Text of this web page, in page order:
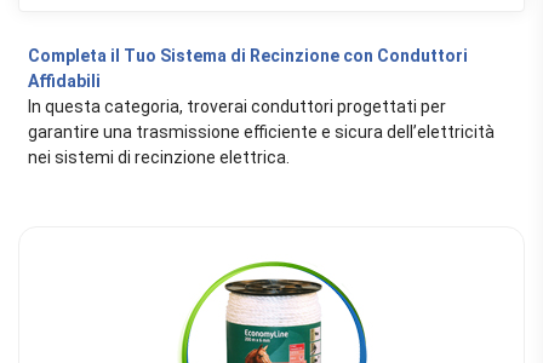
Completa il Tuo Sistema di Recinzione con Conduttori
Affidabili
In questa categoria, troverai conduttori progettati per
garantire una trasmissione efficiente e sicura dell’elettricità
nei sistemi di recinzione elettrica.